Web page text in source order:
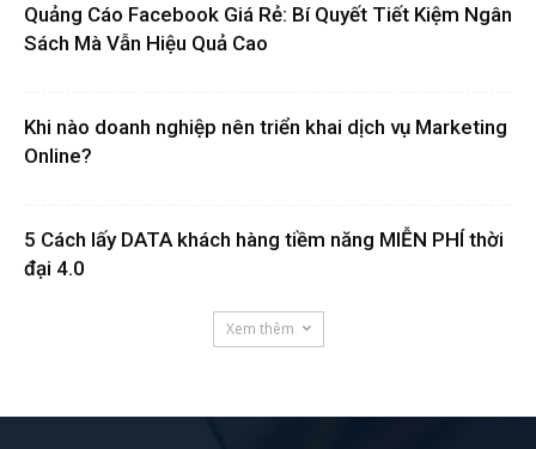
Quảng Cáo Facebook Giá Rẻ: Bí Quyết Tiết Kiệm Ngân
Sách Mà Vẫn Hiệu Quả Cao
Khi nào doanh nghiệp nên triển khai dịch vụ Marketing
Online?
5 Cách lấy DATA khách hàng tiềm năng MIỄN PHÍ thời
đại 4.0
Xem thêm